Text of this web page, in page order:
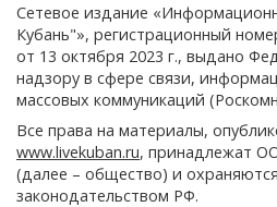
Сетевое издание
Кубань"», регистрационный
от 13 октября 2023 г., выдано
надзору в сфере связи,
массовых коммуникаций
Все права на материалы,
www.livekuban.ru, принадлежат
(далее – общество) и
законодательством РФ.